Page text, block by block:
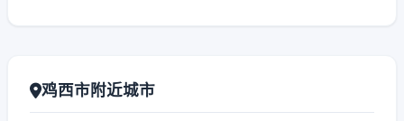
鸡西市附近城市